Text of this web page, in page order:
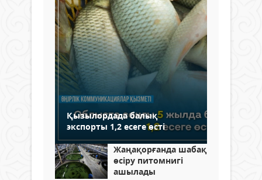
Қызылордада балық
экспорты 1,2 есеге өсті
Жаңақорғанда шабақ
өсіру питомнигі
ашылады